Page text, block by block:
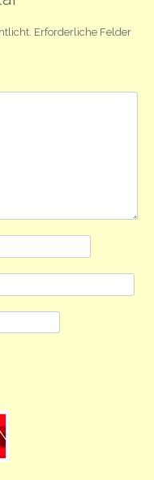
Erforderliche Felder